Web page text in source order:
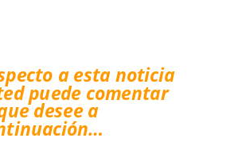
a esta noticia
puede comentar
desee a